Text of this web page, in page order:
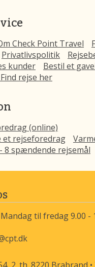
Check Point Travel
Privatlivspolitik
kunder
Bestil et
rejse her
(online)
et rejseforedrag
8 spændende rejsemål
til fredag 9.00 -